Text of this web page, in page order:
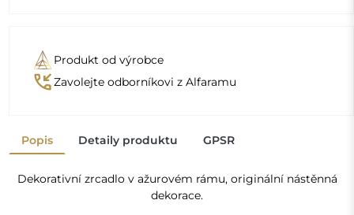
Produkt od výrobce
phone_callbackZavolejte odborníkovi z Alfaramu
Popis Detaily produktu GPSR
Dekorativní zrcadlo v ažurovém rámu, originální nástěnná
dekorace.